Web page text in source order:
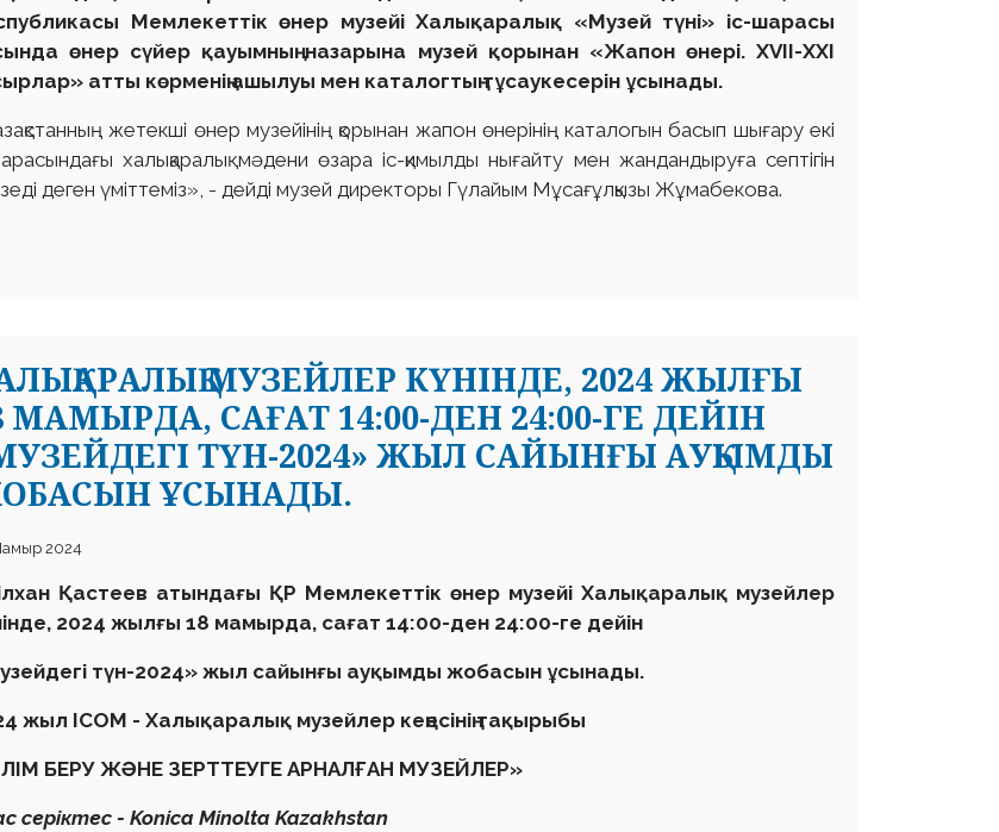
Мемлекеттік өнер музейі Халықаралық «Музей түні» іс-шарасы
өнер сүйер қауымның назарына музей қорынан «Жапон өнері. XVII-XXI
атты көрменің ашылуы мен каталогтың тұсаукесерін ұсынады.
жетекші өнер музейінің қорынан жапон өнерінің каталогын басып шығару екі
халықаралық мәдени өзара іс-қимылды нығайту мен жандандыруға септігін
деген үміттеміз», - дейді музей директоры Гүлайым Мұсағұлқызы Жұмабекова.
МУЗЕЙЛЕР КҮНІНДЕ, 2024 ЖЫЛҒЫ
МАМЫРДА, САҒАТ 14:00-ДЕН 24:00-ГЕ ДЕЙІН
ТҮН-2024» ЖЫЛ САЙЫНҒЫ АУҚЫМДЫ
ҰСЫНАДЫ.
2024
Қастеев атындағы ҚР Мемлекеттік өнер музейі Халықаралық музейлер
, 2024 жылғы 18 мамырда, сағат 14:00-ден 24:00-ге дейін
түн-2024» жыл сайынғы ауқымды жобасын ұсынады.
жыл ICOM - Халықаралық музейлер кеңесінің тақырыбы
БЕРУ ЖӘНЕ ЗЕРТТЕУГЕ АРНАЛҒАН МУЗЕЙЛЕР»
серіктес - Konica Minolta Kazakhstan